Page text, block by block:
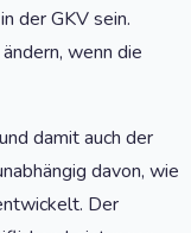
der GKV sein.
wenn die
damit auch der
davon, wie
Der